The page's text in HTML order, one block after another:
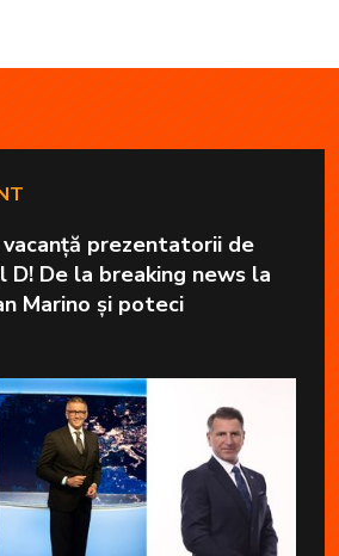
prezentatorii de
D! De la breaking news la
Marino și poteci